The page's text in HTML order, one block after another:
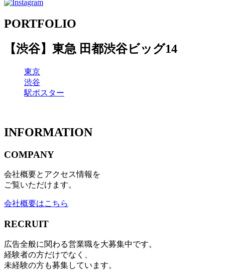
PORTFOLIO
【渋谷】東急 田都渋谷ビッグ14
東京
渋谷
駅ポスター
INFORMATION
COMPANY
会社概要とアクセス情報を
ご覧いただけます。
会社概要はこちら
RECRUIT
広告全般に関わる営業職を大募集中です。
経験者の方だけでなく、
未経験の方も募集しています。